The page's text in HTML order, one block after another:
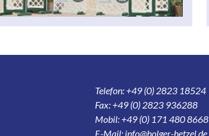
Telefon: +49 (0) 2823 18524
Fax: +49 (0) 2823 936288
Mobil: +49 (0) 171 480 8668
E-Mail: info@holger-hetzel.de